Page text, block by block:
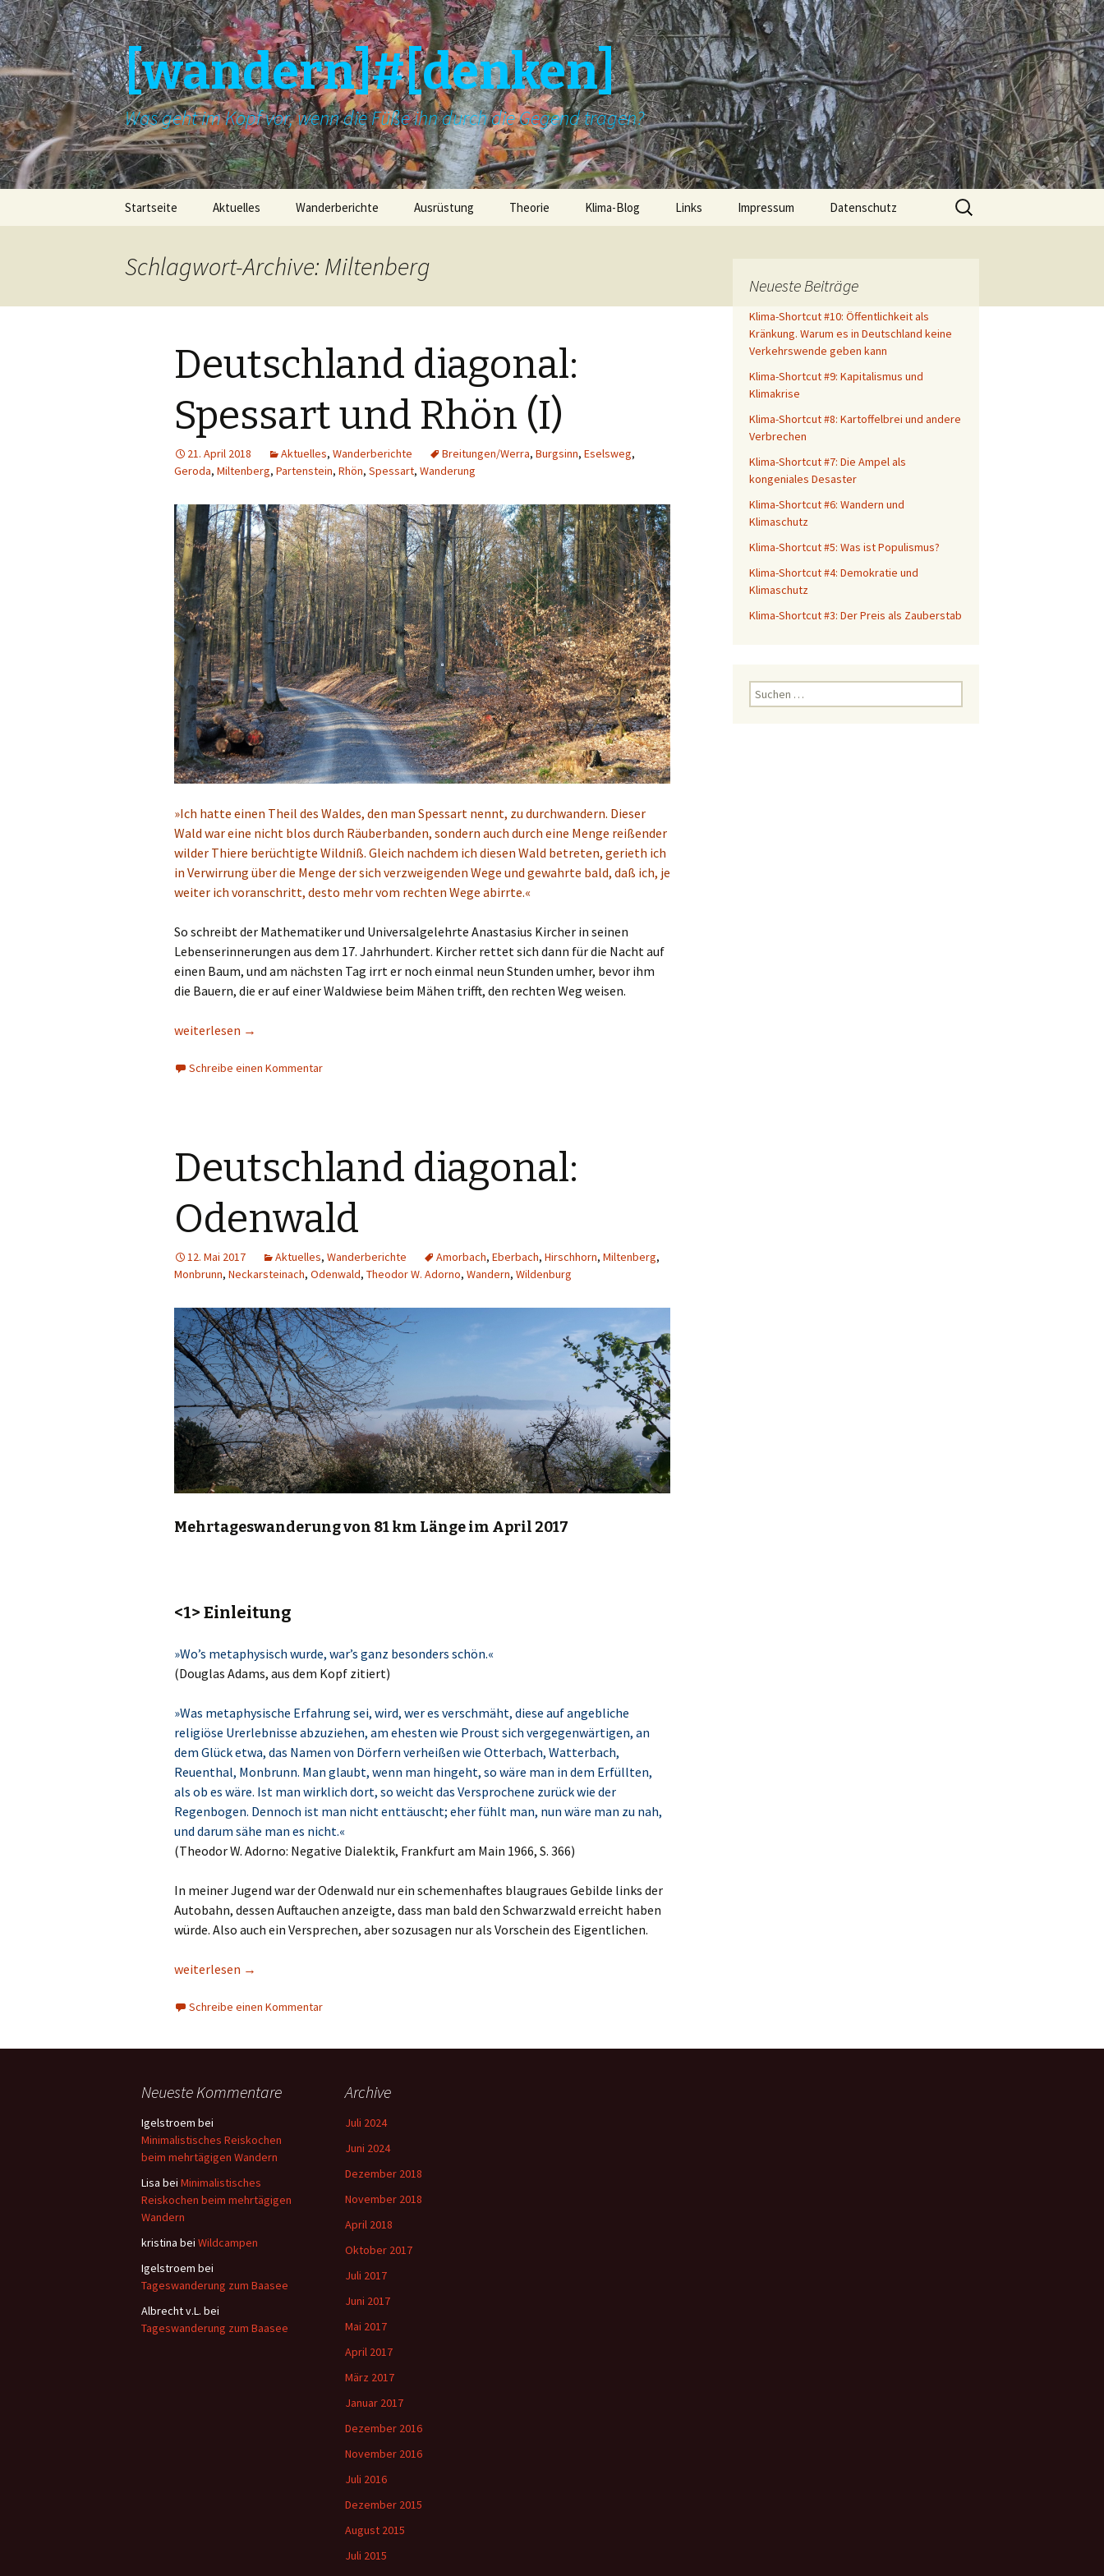
[wandern]#[denken]
Was geht im Kopf vor, wenn die Füße ihn durch die Gegend tragen?
Springe
Startseite Aktuelles Wanderberichte Ausrüstung Theorie Klima-Blog Links Impressum Datenschutz
Suche
nach:
Schlagwort-Archive: Miltenberg
Deutschland diagonal:
Spessart und Rhön (I)
21. April 2018 Aktuelles, Wanderberichte Breitungen/Werra, Burgsinn, Eselsweg,
Geroda, Miltenberg, Partenstein, Rhön, Spessart, Wanderung
»Ich hatte einen Theil des Waldes, den man Spessart nennt, zu durchwandern. Dieser
Wald war eine nicht blos durch Räuberbanden, sondern auch durch eine Menge reißender
wilder Thiere berüchtigte Wildniß. Gleich nachdem ich diesen Wald betreten, gerieth ich
in Verwirrung über die Menge der sich verzweigenden Wege und gewahrte bald, daß ich, je
weiter ich voranschritt, desto mehr vom rechten Wege abirrte.«
So schreibt der Mathematiker und Universalgelehrte Anastasius Kircher in seinen
Lebenserinnerungen aus dem 17. Jahrhundert. Kircher rettet sich dann für die Nacht auf
einen Baum, und am nächsten Tag irrt er noch einmal neun Stunden umher, bevor ihm
die Bauern, die er auf einer Waldwiese beim Mähen trifft, den rechten Weg weisen.
Deutschland diagonal: Spessart und Rhön (I)
weiterlesen →
Schreibe einen Kommentar
Deutschland diagonal:
Odenwald
12. Mai 2017 Aktuelles, Wanderberichte Amorbach, Eberbach, Hirschhorn, Miltenberg,
Monbrunn, Neckarsteinach, Odenwald, Theodor W. Adorno, Wandern, Wildenburg
Mehrtageswanderung von 81 km Länge im April 2017
<1> Einleitung
»Wo’s metaphysisch wurde, war’s ganz besonders schön.«
(Douglas Adams, aus dem Kopf zitiert)
»Was metaphysische Erfahrung sei, wird, wer es verschmäht, diese auf angebliche
religiöse Urerlebnisse abzuziehen, am ehesten wie Proust sich vergegenwärtigen, an
dem Glück etwa, das Namen von Dörfern verheißen wie Otterbach, Watterbach,
Reuenthal, Monbrunn. Man glaubt, wenn man hingeht, so wäre man in dem Erfüllten,
als ob es wäre. Ist man wirklich dort, so weicht das Versprochene zurück wie der
Regenbogen. Dennoch ist man nicht enttäuscht; eher fühlt man, nun wäre man zu nah,
und darum sähe man es nicht.«
(Theodor W. Adorno: Negative Dialektik, Frankfurt am Main 1966, S. 366)
In meiner Jugend war derOdenwald nur ein schemenhaftes blaugraues Gebilde links der
Autobahn, dessen Auftauchen anzeigte, dass man bald den Schwarzwald erreicht haben
würde. Also auch ein Versprechen, aber sozusagen nur als Vorschein des Eigentlichen.
Deutschland diagonal: Odenwald
weiterlesen →
Schreibe einen Kommentar
Neueste Beiträge
Klima-Shortcut #10: Öffentlichkeit als
Kränkung. Warum es in Deutschland keine
Verkehrswende geben kann
Klima-Shortcut #9: Kapitalismus und
Klimakrise
Klima-Shortcut #8: Kartoffelbrei und andere
Verbrechen
Klima-Shortcut #7: Die Ampel als
kongeniales Desaster
Klima-Shortcut #6: Wandern und
Klimaschutz
Klima-Shortcut #5: Was ist Populismus?
Klima-Shortcut #4: Demokratie und
Klimaschutz
Klima-Shortcut #3: Der Preis als Zauberstab
u
Neueste Kommentare
Igelstroem bei
Minimalistisches Reiskochen
beim mehrtägigen Wandern
Lisa bei Minimalistisches
Reiskochen beim mehrtägigen
Wandern
kristina bei Wildcampen
Igelstroem bei
Tageswanderung zum Baasee
Albrecht v.L. bei
Tageswanderung zum Baasee
Archive
Juli 2024
Juni 2024
Dezember 2018
November 2018
April 2018
Oktober 2017
Juli 2017
Juni 2017
Mai 2017
April 2017
März 2017
Januar 2017
Dezember 2016
November 2016
Juli 2016
Dezember 2015
August 2015
Juli 2015